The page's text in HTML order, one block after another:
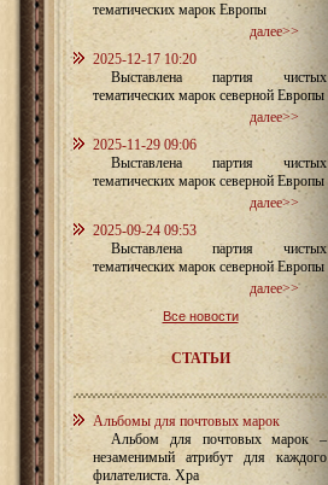
тематических марок Европы
далее>>
2025-12-17 10:20
Выставлена партия чистых
тематических марок северной Европы
далее>>
2025-11-29 09:06
Выставлена партия чистых
тематических марок северной Европы
далее>>
2025-09-24 09:53
Выставлена партия чистых
тематических марок северной Европы
далее>>
Все новости
СТАТЬИ
Альбомы для почтовых марок
Альбом для почтовых марок –
незаменимый атрибут для каждого
филателиста. Хра